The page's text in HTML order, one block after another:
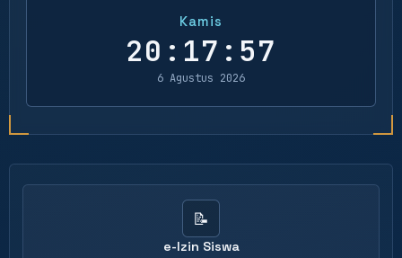
Kamis
20:17:57
6 Agustus 2026
📝
e-Izin Siswa